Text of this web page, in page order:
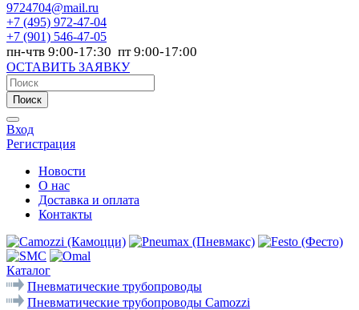
9724704@mail.ru
+7 (495) 972-47-04
+7 (901) 546-47-05
пн-чтв 9:00-17:30 пт 9:00-17:00
ОСТАВИТЬ ЗАЯВКУ
Поиск
Вход
Регистрация
Новости
О нас
Доставка и оплата
Контакты
Каталог
Пневматические трубопроводы
Пневматические трубопроводы Camozzi